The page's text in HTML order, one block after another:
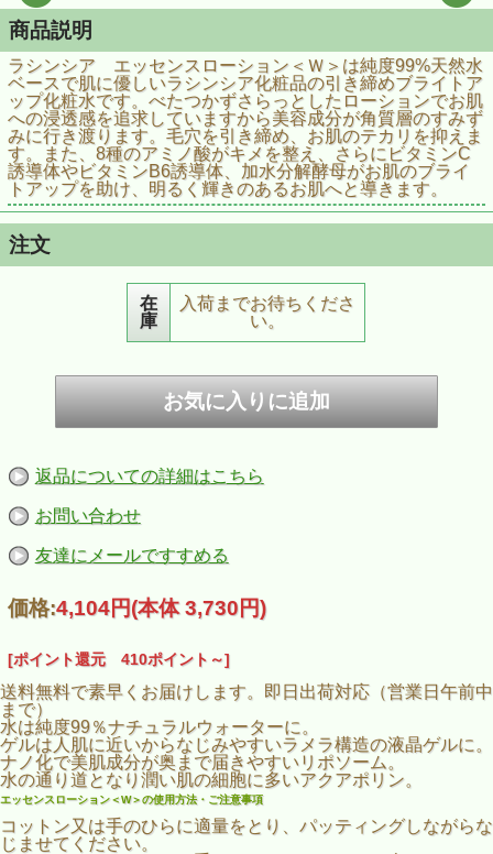
商品説明
ラシンシア エッセンスローション＜Ｗ＞は純度99%天然水
ベースで肌に優しいラシンシア化粧品の引き締めブライトア
ップ化粧水です。べたつかずさらっとしたローションでお肌
への浸透感を追求していますから美容成分が角質層のすみず
みに行き渡ります。毛穴を引き締め、お肌のテカリを抑えま
す。また、8種のアミノ酸がキメを整え、さらにビタミンC
誘導体やビタミンB6誘導体、加水分解酵母がお肌のブライ
トアップを助け、明るく輝きのあるお肌へと導きます。
注文
在
庫
入荷までお待ちくださ
い。
返品についての詳細はこちら
お問い合わせ
友達にメールですすめる
価格:4,104円(本体 3,730円)
[ポイント還元 410ポイント～]
送料無料で素早くお届けします。即日出荷対応（営業日午前中
まで）
水は純度99％ナチュラルウォーターに。
ゲルは人肌に近いからなじみやすいラメラ構造の液晶ゲルに。
ナノ化で美肌成分が奥まで届きやすいリポソーム。
水の通り道となり潤い肌の細胞に多いアクアポリン。
エッセンスローション＜W＞の使用方法・ご注意事項
コットン又は手のひらに適量をとり、パッティングしながらな
じませてください。